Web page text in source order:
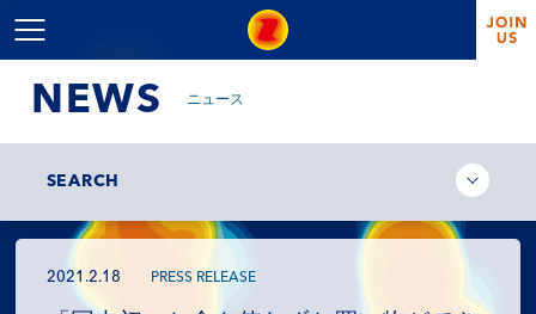
NEWS ニュース
SEARCH
2021.2.18 PRESS RELEASE